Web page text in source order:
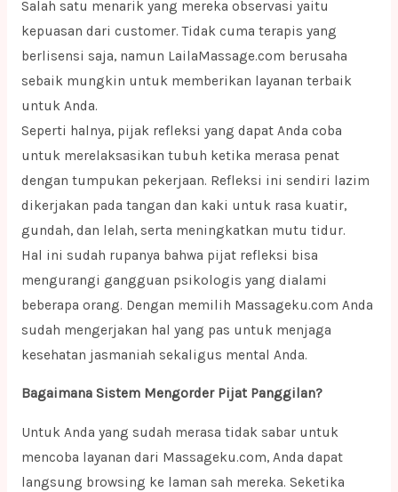
Salah satu menarik yang mereka observasi yaitu
kepuasan dari customer. Tidak cuma terapis yang
berlisensi saja, namun LailaMassage.com berusaha
sebaik mungkin untuk memberikan layanan terbaik
untuk Anda.
Seperti halnya, pijak refleksi yang dapat Anda coba
untuk merelaksasikan tubuh ketika merasa penat
dengan tumpukan pekerjaan. Refleksi ini sendiri lazim
dikerjakan pada tangan dan kaki untuk rasa kuatir,
gundah, dan lelah, serta meningkatkan mutu tidur.
Hal ini sudah rupanya bahwa pijat refleksi bisa
mengurangi gangguan psikologis yang dialami
beberapa orang. Dengan memilih Massageku.com Anda
sudah mengerjakan hal yang pas untuk menjaga
kesehatan jasmaniah sekaligus mental Anda.
Bagaimana Sistem Mengorder Pijat Panggilan?
Untuk Anda yang sudah merasa tidak sabar untuk
mencoba layanan dari Massageku.com, Anda dapat
langsung browsing ke laman sah mereka. Seketika